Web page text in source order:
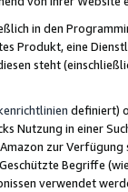
in den
Produkt, eine
steht
definiert)
Nutzung in einer
zur
Begriffe
verwendet